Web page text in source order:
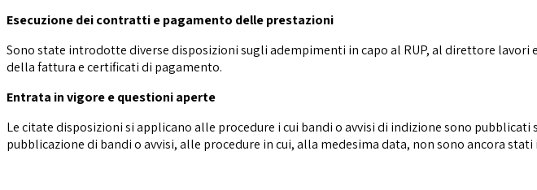
Esecuzione dei contratti e pagamento delle prestazioni
Sono state introdotte diverse disposizioni sugli adempimenti in capo al RUP, al direttore lavori
della fattura e certificati di pagamento.
Entrata in vigore e questioni aperte
Le citate disposizioni si applicano alle procedure i cui bandi o avvisi di indizione sono
pubblicazione di bandi o avvisi, alle procedure in cui, alla medesima data, non sono ancora